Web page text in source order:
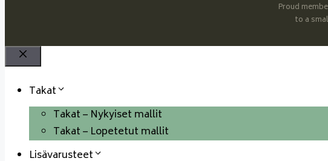
Proud
to a
Takat
Takat – Nykyiset mallit
Takat – Lopetetut mallit
Lisävarusteet